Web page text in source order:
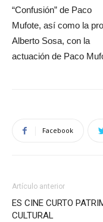
“Confusión” de Paco
Mufote, así como la
Alberto Sosa, con la
actuación de Paco
Facebook
Artículo anterior
ES CINE CURTO
CULTURAL